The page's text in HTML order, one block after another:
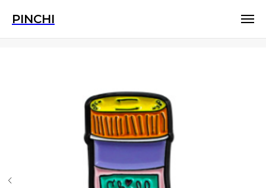
PINCHI